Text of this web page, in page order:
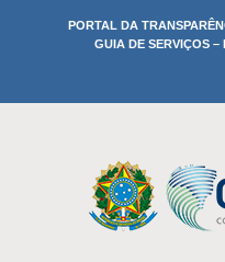
PORTAL DA
GUIA DE SERVIÇOS –